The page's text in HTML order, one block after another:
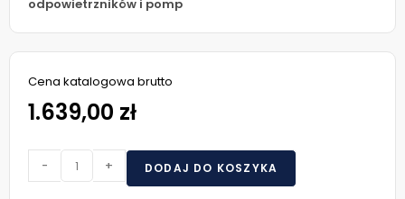
odpowietrzników i pomp
Cena katalogowa brutto
1.639,00 zł
- + DODAJ DO KOSZYKA